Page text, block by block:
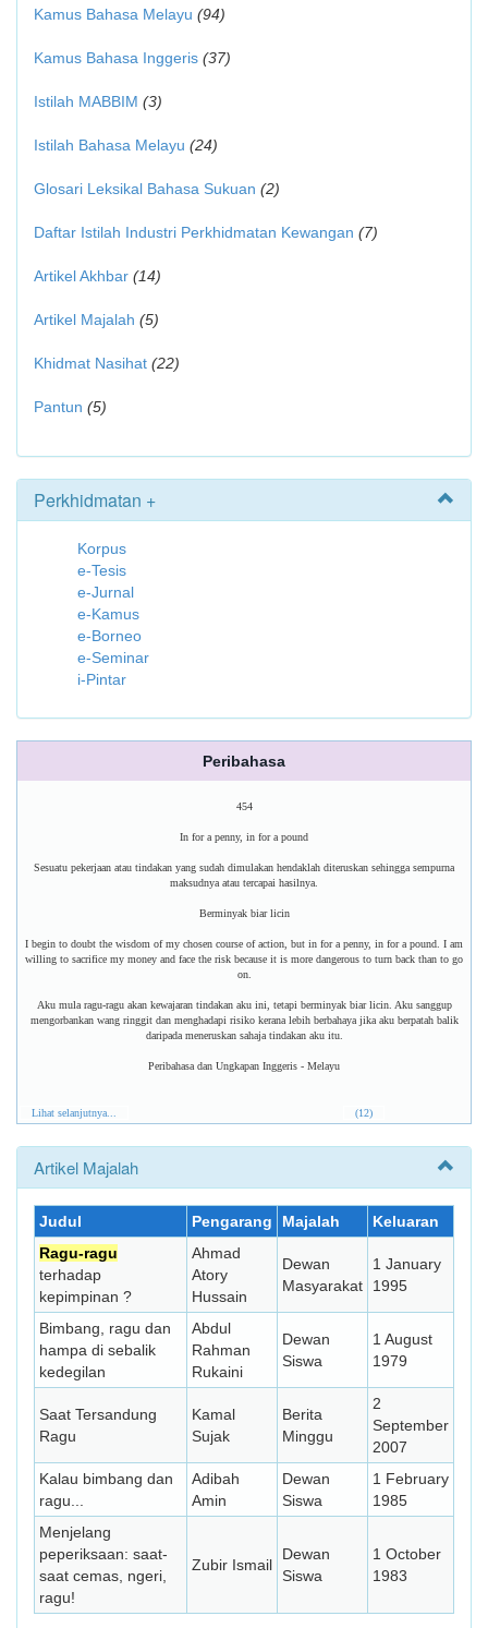
Kamus Bahasa Melayu (94)
Kamus Bahasa Inggeris (37)
Istilah MABBIM (3)
Istilah Bahasa Melayu (24)
Glosari Leksikal Bahasa Sukuan (2)
Daftar Istilah Industri Perkhidmatan Kewangan (7)
Artikel Akhbar (14)
Artikel Majalah (5)
Khidmat Nasihat (22)
Pantun (5)
Perkhidmatan +
Korpus
e-Tesis
e-Jurnal
e-Kamus
e-Borneo
e-Seminar
i-Pintar
Peribahasa
454
In for a penny, in for a pound
Sesuatu pekerjaan atau tindakan yang sudah dimulakan hendaklah diteruskan sehingga sempurna
maksudnya atau tercapai hasilnya.
Berminyak biar licin
I begin to doubt the wisdom of my chosen course of action, but in for a penny, in for a pound. I am
willing to sacrifice my money and face the risk because it is more dangerous to turn back than to go
on.
Aku mula ragu-ragu akan kewajaran tindakan aku ini, tetapi berminyak biar licin. Aku sanggup
mengorbankan wang ringgit dan menghadapi risiko kerana lebih berbahaya jika aku berpatah balik
daripada meneruskan sahaja tindakan aku itu.
Peribahasa dan Ungkapan Inggeris - Melayu
Lihat selanjutnya... (12)
Artikel Majalah
Judul Pengarang Majalah
Keluaran
Ragu-ragu
terhadap
kepimpinan ?
Ahmad
Atory
Hussain
Dewan
Masyarakat
1 January
1995
Bimbang, ragu dan
hampa di sebalik
kedegilan
Abdul
Rahman
Rukaini
Dewan
Siswa
1 August
1979
Saat Tersandung
Ragu
Kamal
Sujak
Berita
Minggu
2
September
2007
Kalau bimbang dan
ragu...
Adibah
Amin
Dewan
Siswa
1 February
1985
Menjelang
peperiksaan: saat-
saat cemas, ngeri,
ragu!
Zubir Ismail
Dewan
Siswa
1 October
1983